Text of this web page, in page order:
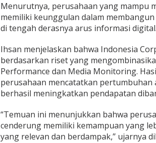
Menurutnya, perusahaan yang mampu
memiliki keunggulan dalam
di tengah derasnya arus informasi digital.
Ihsan menjelaskan bahwa Indonesia
berdasarkan riset yang
Performance dan Media Monitoring.
perusahaan mencatatkan
berhasil meningkatkan pendapatan
“Temuan ini menunjukkan bahwa
cenderung memiliki kemampuan yang
yang relevan dan berdampak,” ujarnya